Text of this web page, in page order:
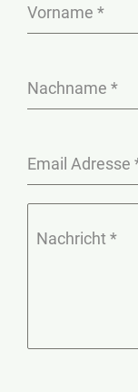
Vorname *
Nachname *
Email Adresse
Nachricht*